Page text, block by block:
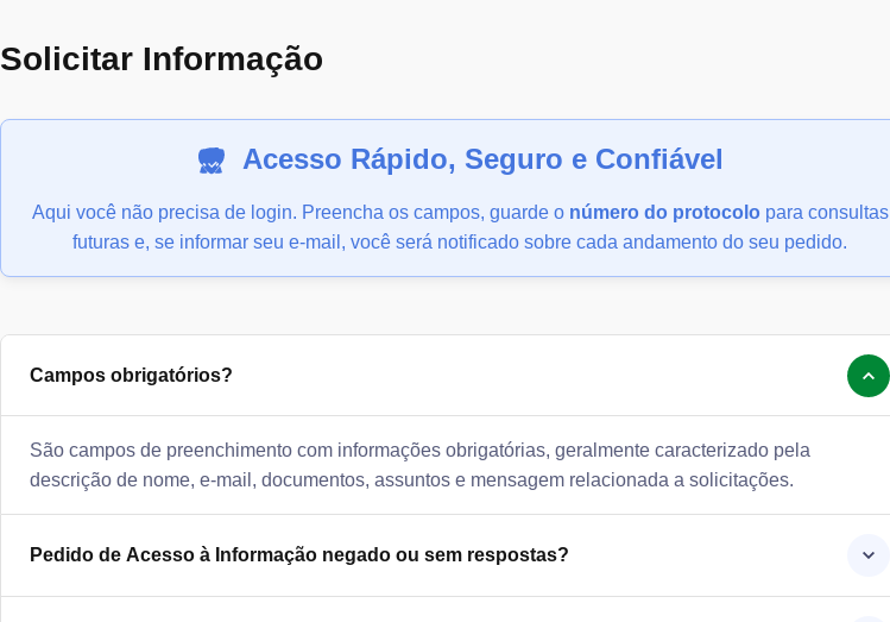
Solicitar Informação
Acesso Rápido, Seguro e Confiável
Aqui você não precisa de login. Preencha os campos, guarde o número do protocolopara consultas
futuras e, se informar seu e-mail, você será notificado sobre cada andamento do seu pedido.
Campos obrigatórios?
São campos de preenchimento com informações obrigatórias, geralmente caracterizado pela
descrição de nome, e-mail, documentos, assuntos e mensagem relacionada a solicitações.
Pedido de Acesso à Informação negado ou sem respostas?